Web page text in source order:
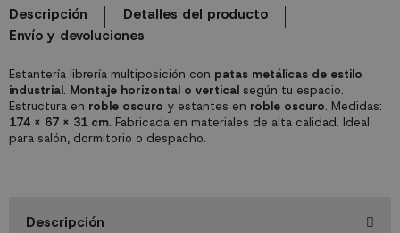
Estantería librería multiposición con patas metálicas de estilo
industrial. Montaje horizontal o verticalsegún tu espacio.
Estructura en roble oscuro y estantes en roble oscuro. Medidas:
174 x 67 x 31 cm. Fabricada en materiales de alta calidad. Ideal
para salón, dormitorio o despacho.
Descripción
Detalles del producto
Envío y devoluciones
Descripción